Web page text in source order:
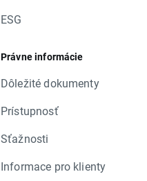
ESG
Právne informácie
Dôležité dokumenty
Prístupnosť
Sťažnosti
Informace pro klienty